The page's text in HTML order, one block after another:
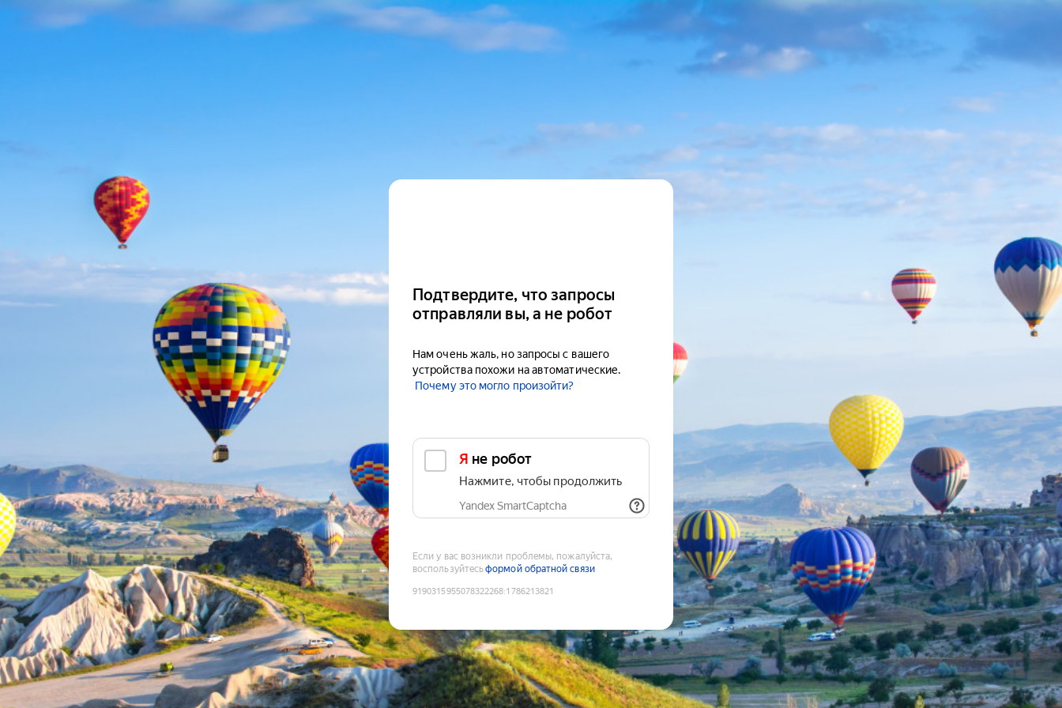
Подтвердите, что запросы
отправляли вы, а не робот
Нам очень жаль, но запросы с вашего
устройства похожи на автоматические.
Почему это могло произойти?
Я не робот
Нажмите, чтобы продолжить
Yandex SmartCaptcha
Если у вас возникли проблемы, пожалуйста,
воспользуйтесьформой обратной связи
9190315955078322268:1786213821